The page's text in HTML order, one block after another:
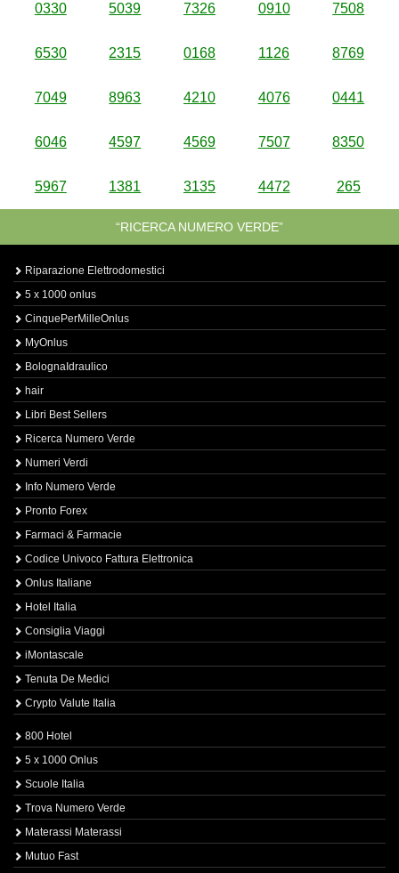
0330 5039 7326 0910 7508
6530 2315 0168 1126 8769
7049 8963 4210 4076 0441
6046 4597 4569 7507 8350
5967 1381 3135 4472 265
“RICERCA NUMERO VERDE”
Riparazione Elettrodomestici
5 x 1000 onlus
CinquePerMilleOnlus
MyOnlus
BolognaIdraulico
hair
Libri Best Sellers
Ricerca Numero Verde
Numeri Verdi
Info Numero Verde
Pronto Forex
Farmaci & Farmacie
Codice Univoco Fattura Elettronica
Onlus Italiane
Hotel Italia
Consiglia Viaggi
iMontascale
Tenuta De Medici
Crypto Valute Italia
800 Hotel
5 x 1000 Onlus
Scuole Italia
Trova Numero Verde
Materassi Materassi
Mutuo Fast